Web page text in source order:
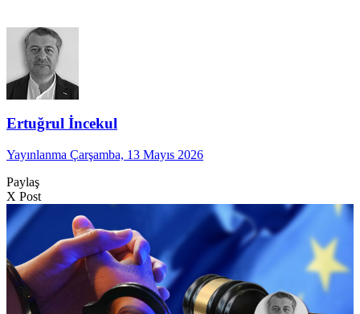
Ertuğrul İncekul
Yayınlanma Çarşamba, 13 Mayıs 2026
Paylaş
X Post